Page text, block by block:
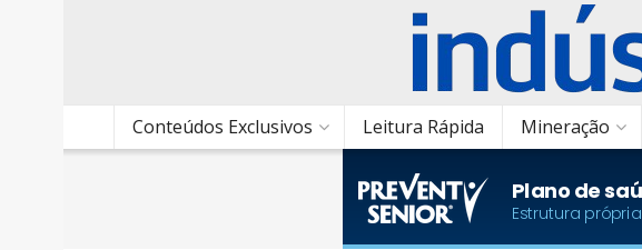
Conteúdos Exclusivos Leitura Rápida Mineração